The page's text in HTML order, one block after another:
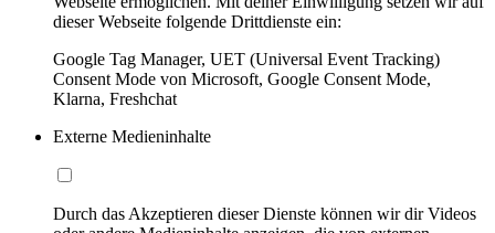
dieser Webseite folgende Drittdienste ein:
Google Tag Manager, UET (Universal Event Tracking)
Consent Mode von Microsoft, Google Consent Mode,
Klarna, Freshchat
Externe Medieninhalte
Durch das Akzeptieren dieser Dienste können wir dir Videos